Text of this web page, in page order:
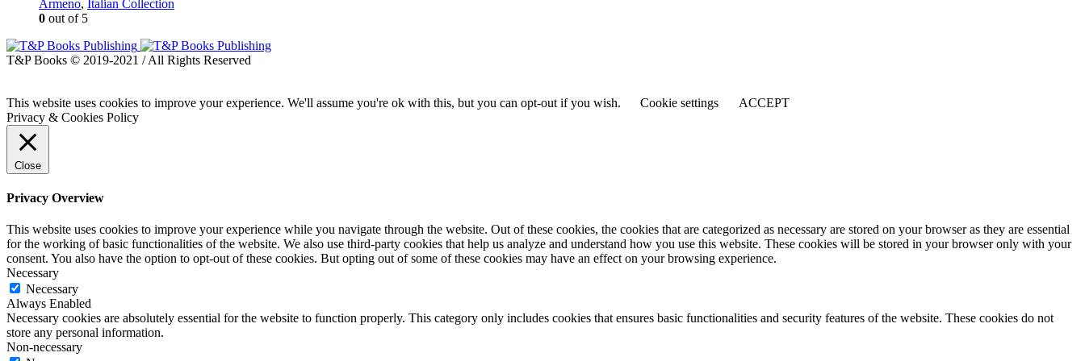
Armeno, Italian Collection
0 out of 5
T&P Books © 2019-2021 / All Rights Reserved
This website uses cookies to improve your experience. We'll assume you're ok with this, but you can opt-out if you wish. Cookie settings
ACCEPT
Privacy & Cookies Policy
Close
Privacy Overview
This website uses cookies to improve your experience while you navigate through the website. Out of these cookies, the cookies that are categorized as necessary are stored on your browser as they are essential
for the working of basic functionalities of the website. We also use third-party cookies that help us analyze and understand how you use this website. These cookies will be stored in your browser only with your
consent. You also have the option to opt-out of these cookies. But opting out of some of these cookies may have an effect on your browsing experience.
Necessary
Necessary
Always Enabled
Necessary cookies are absolutely essential for the website to function properly. This category only includes cookies that ensures basic functionalities and security features of the website. These cookies do not
store any personal information.
Non-necessary